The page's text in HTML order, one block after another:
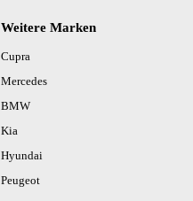
Weitere Marken
Cupra
Mercedes
BMW
Kia
Hyundai
Peugeot